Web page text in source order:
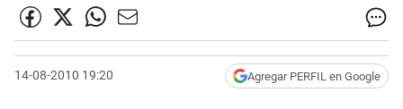
14-08-2010 19:20 Agregar PERFIL en Google